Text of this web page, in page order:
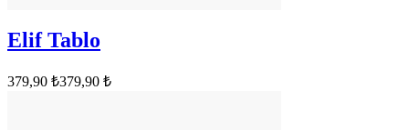
Elif Tablo
379,90 ₺379,90 ₺